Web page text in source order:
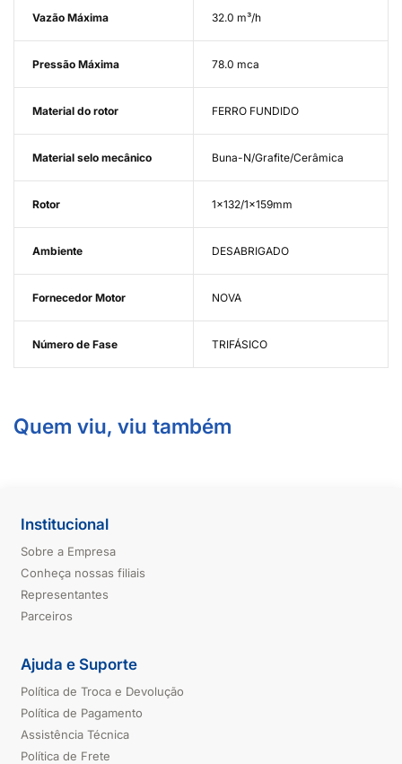
Vazão Máxima 32.0 m³/h
Pressão Máxima 78.0 mca
Material do rotor FERRO FUNDIDO
Material selo mecânico Buna-N/Grafite/Cerâmica
Rotor 1x132/1x159mm
Ambiente DESABRIGADO
Fornecedor Motor NOVA
Número de Fase TRIFÁSICO
Quem viu, viu também
Institucional
Sobre a Empresa
Conheça nossas filiais
Representantes
Parceiros
Ajuda e Suporte
Política de Troca e Devolução
Política de Pagamento
Assistência Técnica
Política de Frete